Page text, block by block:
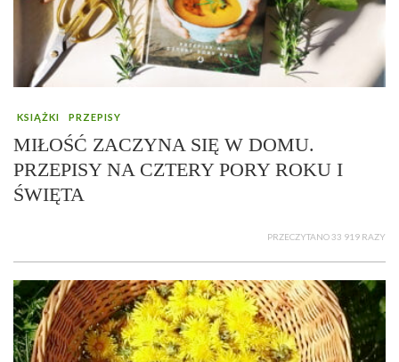
KSIĄŻKI PRZEPISY
MIŁOŚĆ ZACZYNA SIĘ W DOMU.
PRZEPISY NA CZTERY PORY ROKU I
ŚWIĘTA
PRZECZYTANO 33 919 RAZY